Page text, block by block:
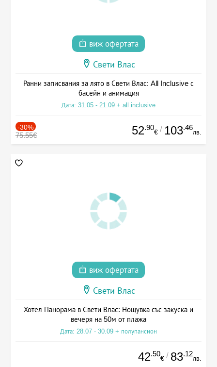
виж офертата
Свети Влас
Ранни записвания за лято в Свети Влас: All Inclusive с
басейн и анимация
Дата: 31.05 - 21.09 + all inclusive
-30%
75.55€ 52.90
€ / 103.46
лв.
виж офертата
Свети Влас
Хотел Панорама в Свети Влас: Нощувка със закуска и
вечеря на 50м от плажа
Дата: 28.07 - 30.09 + полупансион
42.50
€ / 83.12
лв.